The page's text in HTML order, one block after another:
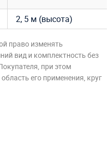
2, 5 м (высота)
право изменять
вид и комплектность без
при этом
его применения, круг